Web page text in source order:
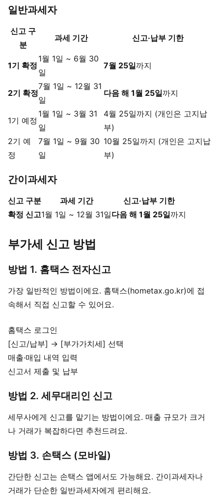
일반과세자
신고 구
분
과세 기간 신고·납부 기한
1기 확정
1월 1일 ~ 6월 30
일
7월 25일까지
2기 확정
7월 1일 ~ 12월 31
일
다음 해 1월 25일까지
1기 예정
1월 1일 ~ 3월 31
일
4월 25일까지 (개인은 고지납
부)
2기 예
정
7월 1일 ~ 9월 30
일
10월 25일까지 (개인은 고지납
부)
간이과세자
신고 구분 과세 기간
신고·납부 기한
확정 신고1월 1일 ~ 12월 31일다음 해 1월 25일까지
부가세 신고 방법
방법 1. 홈택스 전자신고
가장 일반적인 방법이에요. 홈택스(hometax.go.kr)에 접
속해서 직접 신고할 수 있어요.
홈택스 로그인
[신고/납부] → [부가가치세] 선택
매출·매입 내역 입력
신고서 제출 및 납부
방법 2. 세무대리인 신고
세무사에게 신고를 맡기는 방법이에요. 매출 규모가 크거
나 거래가 복잡하다면 추천드려요.
방법 3. 손택스 (모바일)
간단한 신고는 손택스 앱에서도 가능해요. 간이과세자나
거래가 단순한 일반과세자에게 편리해요.